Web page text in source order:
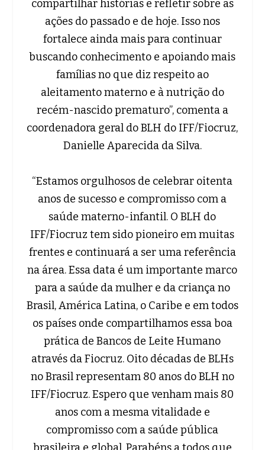
compartilhar histórias e refletir sobre as
ações do passado e de hoje. Isso nos
fortalece ainda mais para continuar
buscando conhecimento e apoiando mais
famílias no que diz respeito ao
aleitamento materno e à nutrição do
recém-nascido prematuro”, comenta a
coordenadora geral do BLH do IFF/Fiocruz,
Danielle Aparecida da Silva.
“Estamos orgulhosos de celebrar oitenta
anos de sucesso e compromisso com a
saúde materno-infantil. O BLH do
IFF/Fiocruz tem sido pioneiro em muitas
frentes e continuará a ser uma referência
na área. Essa data é um importante marco
para a saúde da mulher e da criança no
Brasil, América Latina, o Caribe e em todos
os países onde compartilhamos essa boa
prática de Bancos de Leite Humano
através da Fiocruz. Oito décadas de BLHs
no Brasil representam 80 anos do BLH no
IFF/Fiocruz. Espero que venham mais 80
anos com a mesma vitalidade e
compromisso com a saúde pública
brasileira e global. Parabéns a todos que